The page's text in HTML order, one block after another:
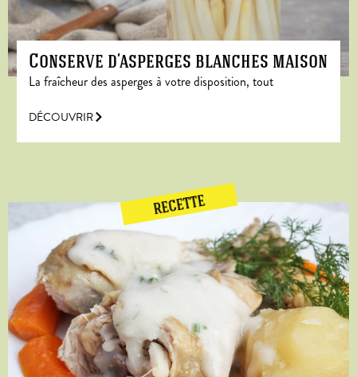
Conserve d’asperges blanches maison
La fraîcheur des asperges à votre disposition, tout
DÉCOUVRIR
RECETTE